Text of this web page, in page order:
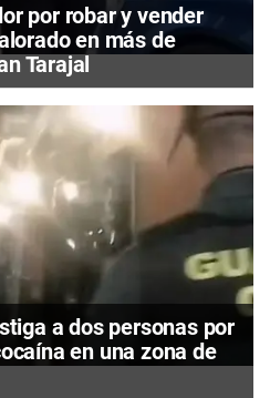
por robar y vender
en más de
Tarajal
a dos personas por
en una zona de